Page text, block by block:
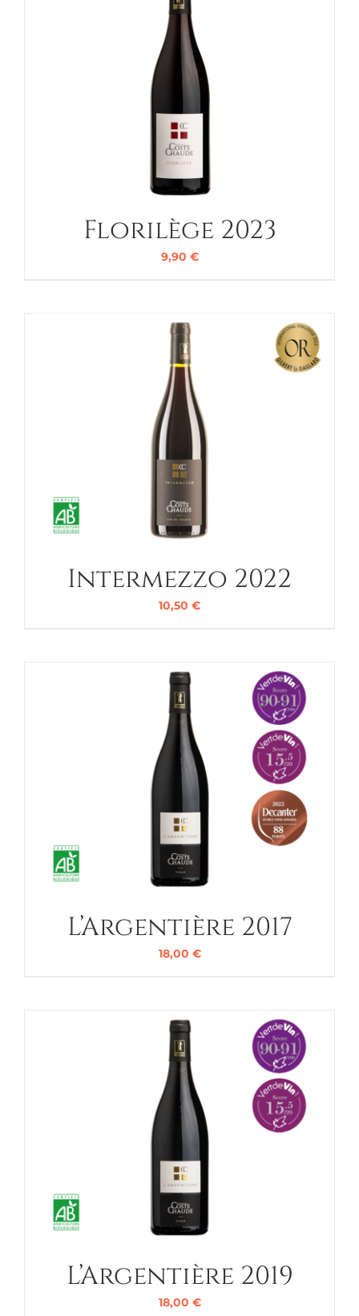
Florilège 2023
9,90 €
Intermezzo 2022
10,50 €
L’Argentière 2017
18,00 €
L’Argentière 2019
18,00 €